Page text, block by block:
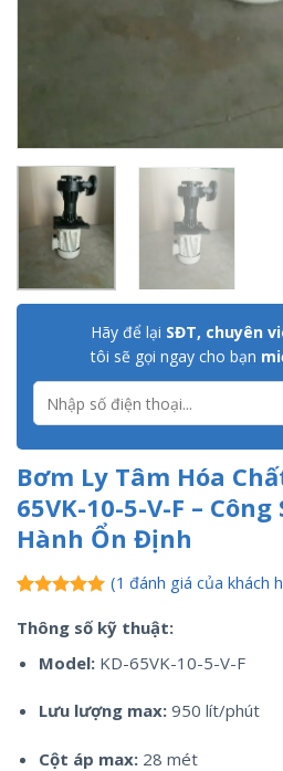
Hãy để lại SĐT, chuyên
tôi sẽ gọi ngay cho bạn
Bơm Ly Tâm Hóa
65VK-10-5-V-F –
Hành Ổn Định
dựa trên
(1 đánh giá của khách
Thông số kỹ thuật:
Model:KD-65VK-10-5-V-F
Lưu lượng max:950 lít/phút
Cột áp max:28 mét